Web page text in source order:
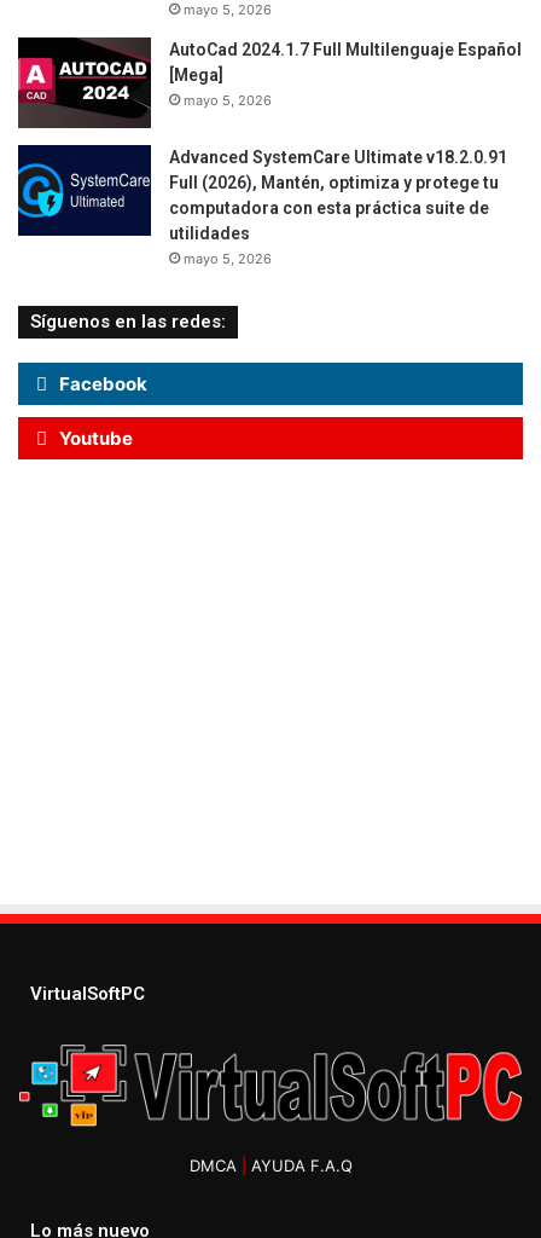
mayo 5, 2026
AutoCad 2024.1.7 Full Multilenguaje Español
[Mega]
mayo 5, 2026
Advanced SystemCare Ultimate v18.2.0.91
Full (2026), Mantén, optimiza y protege tu
computadora con esta práctica suite de
utilidades
mayo 5, 2026
Síguenos en las redes:
Facebook
Youtube
VirtualSoftPC
DMCA AYUDA F.A.Q
Lo más nuevo